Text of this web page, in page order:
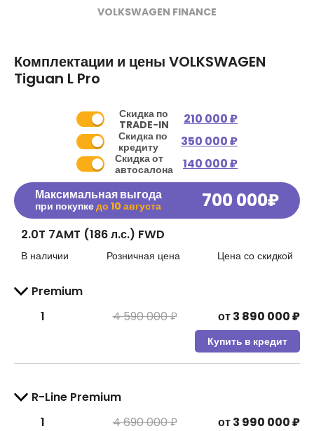
VOLKSWAGEN FINANCE
Комплектации и цены VOLKSWAGEN
Tiguan L Pro
Скидка по
TRADE-IN
210 000 ₽
Скидка по
кредиту
350 000 ₽
Скидка от
автосалона
140 000 ₽
Максимальная выгода
при покупкедо 10 августа 700 000₽
2.0T 7AMT (186 л.с.) FWD
В наличии Розничная цена Цена со скидкой
Premium
1
4 590 000 ₽ от3 890 000₽
Купить в кредит
R-Line Premium
1
4 690 000 ₽ от3 990 000₽